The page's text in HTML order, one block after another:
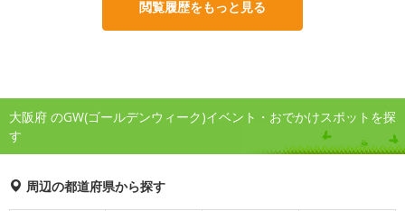
閲覧履歴をもっと見る
大阪府 のGW(ゴールデンウィーク)イベント・おでかけスポットを探
す
周辺の都道府県から探す